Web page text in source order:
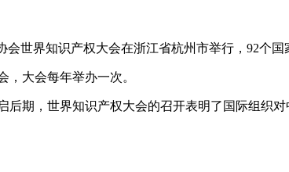
世界知识产权大会在浙江省杭州市举行，92个国
大会每年举办一次。
期，世界知识产权大会的召开表明了国际组织